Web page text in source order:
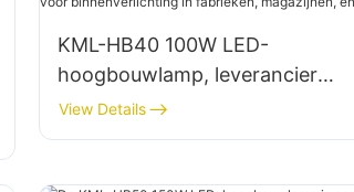
KML-HB40 100W LED-
hoogbouwlamp, leverancier
voor binnenverlichting in
fabrieken, magazijnen, enz.
View Details